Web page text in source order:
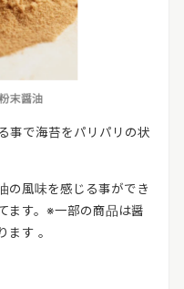
事で海苔をパリパリの状
の風味を感じる事ができ
ます。※一部の商品は醤
ます 。